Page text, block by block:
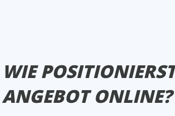
WIE
ANGEBOT ONLINE?